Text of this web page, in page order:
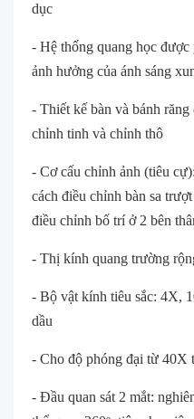
dục
- Hệ thống quang học
ảnh hưởng của ánh sáng
- Thiết kế bàn và bánh
chỉnh tinh và chỉnh thô
- Cơ cấu chỉnh ảnh (tiêu
cách điều chỉnh bàn sa
điều chỉnh bố trí ở 2 bên
- Thị kính quang trường
- Bộ vật kính tiêu sắc: 4X,
dầu
- Cho độ phóng đại từ 40X
- Đầu quan sát 2 mắt: